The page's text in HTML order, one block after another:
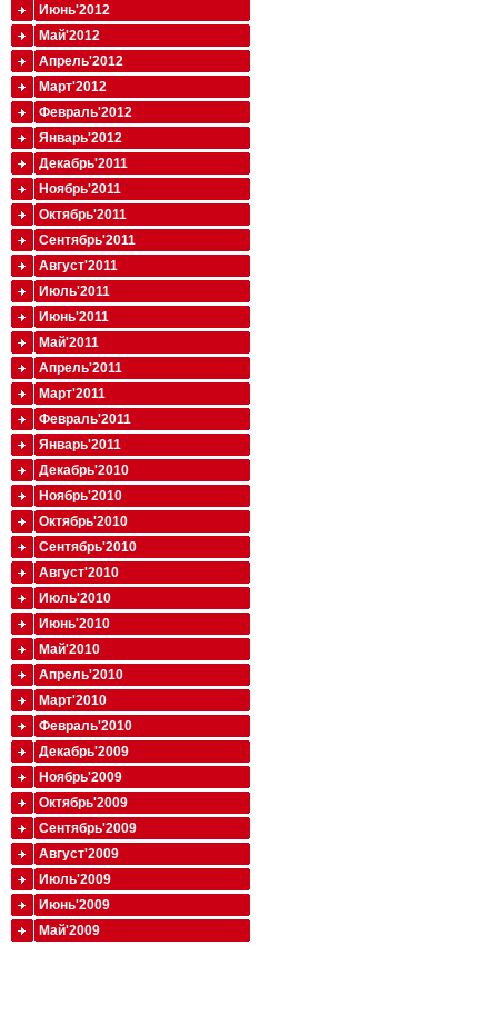
Июнь'2012
Май'2012
Апрель'2012
Март'2012
Февраль'2012
Январь'2012
Декабрь'2011
Ноябрь'2011
Октябрь'2011
Сентябрь'2011
Август'2011
Июль'2011
Июнь'2011
Май'2011
Апрель'2011
Март'2011
Февраль'2011
Январь'2011
Декабрь'2010
Ноябрь'2010
Октябрь'2010
Сентябрь'2010
Август'2010
Июль'2010
Июнь'2010
Май'2010
Апрель'2010
Март'2010
Февраль'2010
Декабрь'2009
Ноябрь'2009
Октябрь'2009
Сентябрь'2009
Август'2009
Июль'2009
Июнь'2009
Май'2009